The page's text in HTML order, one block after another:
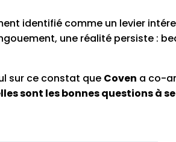
identifié comme un levier
une réalité persiste :
sur ce constat que Coven a co-
sont les bonnes questions à